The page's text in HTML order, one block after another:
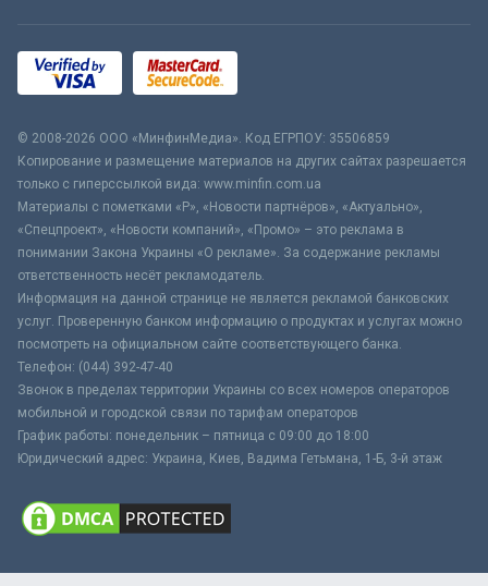
© 2008-2026 ООО «МинфинМедиа». Код ЕГРПОУ: 35506859
Копирование и размещение материалов на других сайтах разрешается
только с гиперссылкой вида: www.minfin.com.ua
Материалы с пометками «Р», «Новости партнёров», «Актуально»,
«Спецпроект», «Новости компаний», «Промо» – это реклама в
понимании Закона Украины «О рекламе». За содержание рекламы
ответственность несёт рекламодатель.
Информация на данной странице не является рекламой банковских
услуг. Проверенную банком информацию о продуктах и услугах можно
посмотреть на официальном сайте соответствующего банка.
Телефон: (044) 392-47-40
Звонок в пределах территории Украины со всех номеров операторов
мобильной и городской связи по тарифам операторов
График работы: понедельник – пятница с 09:00 до 18:00
Юридический адрес: Украина, Киев, Вадима Гетьмана, 1-Б, 3-й этаж